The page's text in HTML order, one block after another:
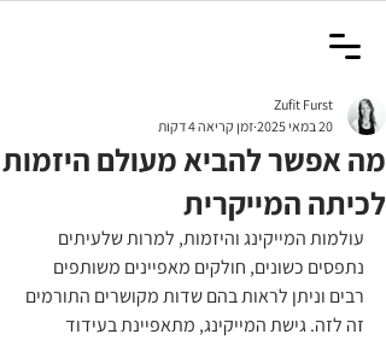
מה אפשר להביא מעולם היזמות
לכיתה המייקרית
Zufit Furst
20 במאי 2025
זמן קריאה 4 דקות
עולמות המייקינג והיזמות, למרות שלעיתים
נתפסים כשונים, חולקים מאפיינים משותפים
רבים וניתן לראות בהם שדות מקושרים התורמים
זה לזה. גישת המייקינג, מתאפיינת בעידוד